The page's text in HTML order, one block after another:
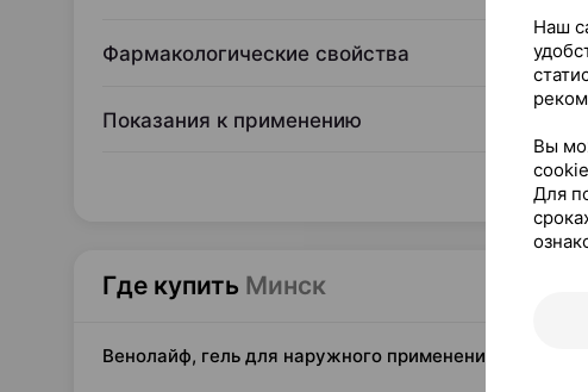
Фармакологические свойства
Показания к применению
Где купить Минск
Венолайф, гель для наружного применения, 40 г ×1,
Наш
Вы
Для